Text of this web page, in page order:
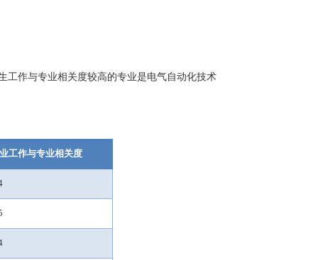
工作与专业相关度较高的专业是电气自动化技术
工作与专业相关度